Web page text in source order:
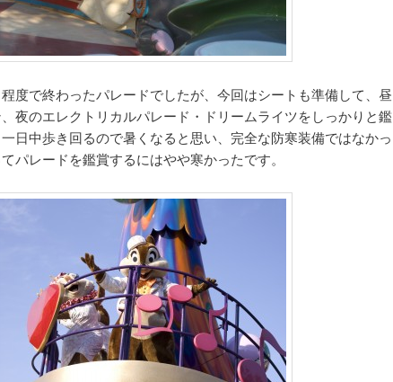
度で終わったパレードでしたが、今回はシートも準備して、昼
夜のエレクトリカルパレード・ドリームライツをしっかりと鑑
日中歩き回るので暑くなると思い、完全な防寒装備ではなかっ
パレードを鑑賞するにはやや寒かったです。